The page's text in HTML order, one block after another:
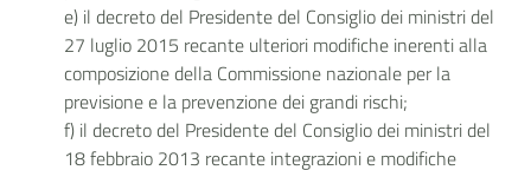
e) il decreto del Presidente del Consiglio dei ministri del
27 luglio 2015 recante ulteriori modifiche inerenti alla
composizione della Commissione nazionale per la
previsione e la prevenzione dei grandi rischi;
f) il decreto del Presidente del Consiglio dei ministri del
18 febbraio 2013 recante integrazioni e modifiche